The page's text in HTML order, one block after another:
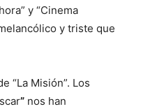
y “Cinema
y triste que
“La Misión”. Los
” nos han